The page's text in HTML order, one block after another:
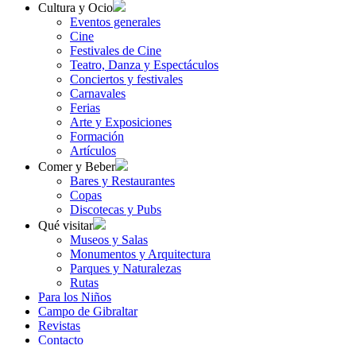
Cultura y Ocio
Eventos generales
Cine
Festivales de Cine
Teatro, Danza y Espectáculos
Conciertos y festivales
Carnavales
Ferias
Arte y Exposiciones
Formación
Artículos
Comer y Beber
Bares y Restaurantes
Copas
Discotecas y Pubs
Qué visitar
Museos y Salas
Monumentos y Arquitectura
Parques y Naturalezas
Rutas
Para los Niños
Campo de Gibraltar
Revistas
Contacto